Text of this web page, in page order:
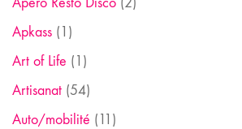
Apkass (1)
Art of Life (1)
Artisanat (54)
Auto/mobilité (11)